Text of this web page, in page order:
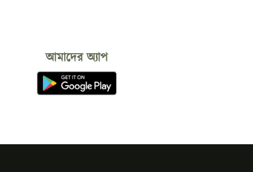
আমাদের অ্যাপ